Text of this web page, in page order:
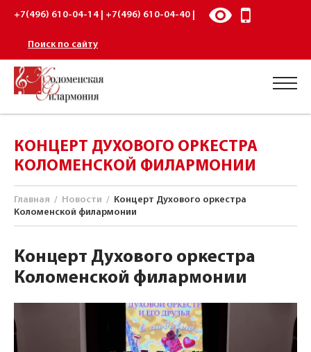
+7(496) 610-04-14 | +7(496) 610-04-40 |
Поиск по сайту
КОНЦЕРТ ДУХОВОГО ОРКЕСТРА
КОЛОМЕНСКОЙ ФИЛАРМОНИИ
Главная / Новости / Концерт Духового оркестра
Коломенской филармонии
Концерт Духового оркестра
Коломенской филармонии